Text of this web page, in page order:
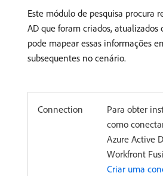
Este módulo de pesquisa procura
AD que foram criados, atualizados
pode mapear essas informações
subsequentes no cenário.
Connection
Para obter
como
Azure Active
Workfront
Criar uma